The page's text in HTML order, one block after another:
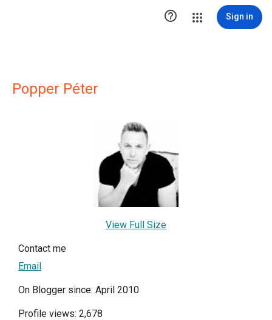
 Sign in
Popper Péter
View Full Size
Contact me
Email
On Blogger since: April 2010
Profile views: 2,678